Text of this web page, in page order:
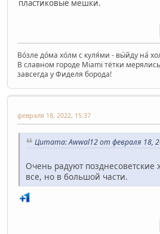
пластиковые мешки.
Во́зле до́ма хо́лм с куля́ми - вы́йду на́
В славном городе Miami тётки
завсегда у Фиделя борода!
февраля 18, 2022, 15:37
Цитата: Awwal12 от февраля 18,
Очень радуют
все, но в большой части.